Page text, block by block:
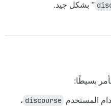
” بشكل جيد.
بسيطًا:
المستخدم discourse ،